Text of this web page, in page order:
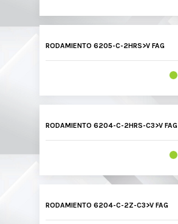
RODAMIENTO 6205-C-2HRS>V FAG
RODAMIENTO 6204-C-2HRS-C3>V FAG
RODAMIENTO 6204-C-2Z-C3>V FAG